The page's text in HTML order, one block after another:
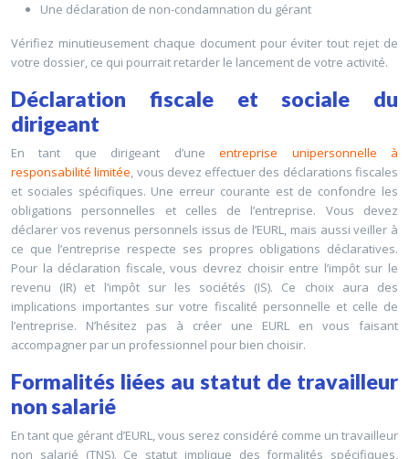
Une déclaration de non-condamnation du gérant
Vérifiez minutieusement chaque document pour éviter tout rejet de
votre dossier, ce qui pourrait retarder le lancement de votre activité.
Déclaration fiscale et sociale du
dirigeant
En tant que dirigeant d’uneentreprise unipersonnelle à
responsabilité limitée, vous devez effectuer des déclarations fiscales
et sociales spécifiques. Une erreur courante est de confondre les
obligations personnelles et celles de l’entreprise. Vous devez
déclarer vos revenus personnels issus de l’EURL, mais aussi veiller à
ce que l’entreprise respecte ses propres obligations déclaratives.
Pour la déclaration fiscale, vous devrez choisir entre l’impôt sur le
revenu (IR) et l’impôt sur les sociétés (IS). Ce choix aura des
implications importantes sur votre fiscalité personnelle et celle de
l’entreprise. N’hésitez pas à créer une EURL en vous faisant
accompagner par un professionnel pour bien choisir.
Formalités liées au statut de travailleur
non salarié
En tant que gérant d’EURL, vous serez considéré comme un travailleur
non salarié (TNS). Ce statut implique des formalités spécifiques,